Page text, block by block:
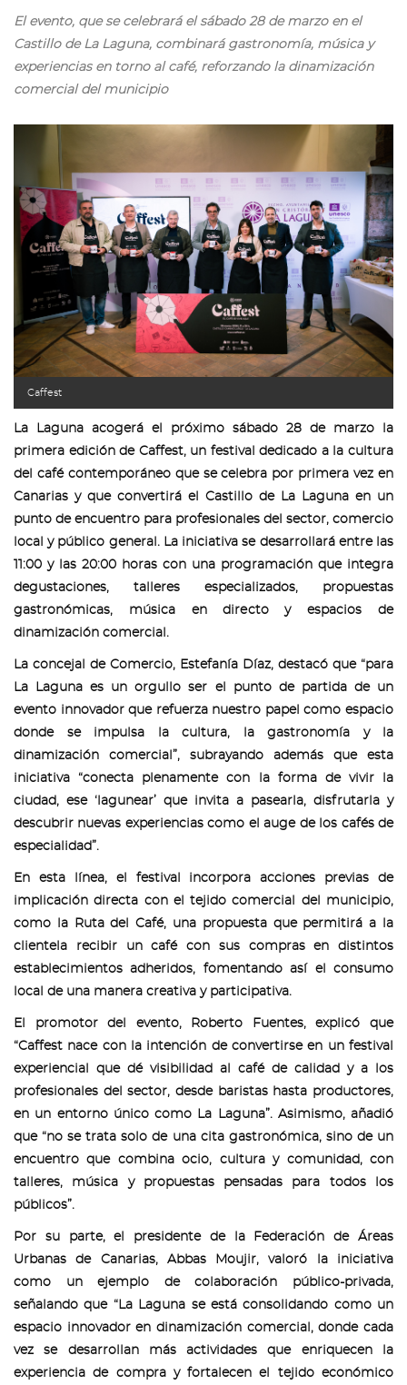
El evento, que se celebrará el sábado 28 de marzo en el
Castillo de La Laguna, combinará gastronomía, música y
experiencias en torno al café, reforzando la dinamización
comercial del municipio
Caffest
La Laguna acogerá el próximo sábado 28 de marzo la
primera edición de Caffest, un festival dedicado a la cultura
del café contemporáneo que se celebra por primera vez en
Canarias y que convertirá el Castillo de La Laguna en un
punto de encuentro para profesionales del sector, comercio
local y público general. La iniciativa se desarrollará entre las
11:00 y las 20:00 horas con una programación que integra
degustaciones, talleres especializados, propuestas
gastronómicas, música en directo y espacios de
dinamización comercial.
La concejal de Comercio, Estefanía Díaz, destacó que “para
La Laguna es un orgullo ser el punto de partida de un
evento innovador que refuerza nuestro papel como espacio
donde se impulsa la cultura, la gastronomía y la
dinamización comercial”, subrayando además que esta
iniciativa “conecta plenamente con la forma de vivir la
ciudad, ese ‘lagunear’ que invita a pasearla, disfrutarla y
descubrir nuevas experiencias como el auge de los cafés de
especialidad”.
En esta línea, el festival incorpora acciones previas de
implicación directa con el tejido comercial del municipio,
como la Ruta del Café, una propuesta que permitirá a la
clientela recibir un café con sus compras en distintos
establecimientos adheridos, fomentando así el consumo
local de una manera creativa y participativa.
El promotor del evento, Roberto Fuentes, explicó que
“Caffest nace con la intención de convertirse en un festival
experiencial que dé visibilidad al café de calidad y a los
profesionales del sector, desde baristas hasta productores,
en un entorno único como La Laguna”. Asimismo, añadió
que “no se trata solo de una cita gastronómica, sino de un
encuentro que combina ocio, cultura y comunidad, con
talleres, música y propuestas pensadas para todos los
públicos”.
Por su parte, el presidente de la Federación de Áreas
Urbanas de Canarias, Abbas Moujir, valoró la iniciativa
como un ejemplo de colaboración público-privada,
señalando que “La Laguna se está consolidando como un
espacio innovador en dinamización comercial, donde cada
vez se desarrollan más actividades que enriquecen la
experiencia de compra y fortalecen el tejido económico